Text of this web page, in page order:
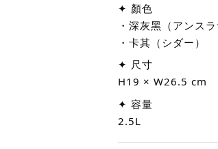
✦ 顏色
・深灰黑（アンス
・卡其（シダー）
✦ 尺寸
H19 × W26.5 cm
✦ 容量
2.5L